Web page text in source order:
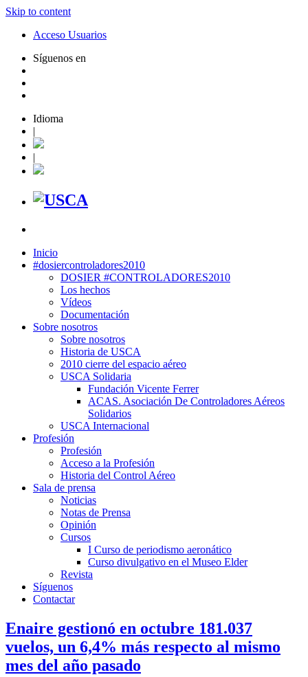
Skip to content
Acceso Usuarios
Síguenos en
Idioma
|
|
Inicio
#dosiercontroladores2010
DOSIER #CONTROLADORES2010
Los hechos
Vídeos
Documentación
Sobre nosotros
Sobre nosotros
Historia de USCA
2010 cierre del espacio aéreo
USCA Solidaria
Fundación Vicente Ferrer
ACAS. Asociación De Controladores Aéreos
Solidarios
USCA Internacional
Profesión
Profesión
Acceso a la Profesión
Historia del Control Aéreo
Sala de prensa
Noticias
Notas de Prensa
Opinión
Cursos
I Curso de periodismo aeronático
Curso divulgativo en el Museo Elder
Revista
Síguenos
Contactar
Enaire gestionó en octubre 181.037
vuelos, un 6,4% más respecto al mismo
mes del año pasado